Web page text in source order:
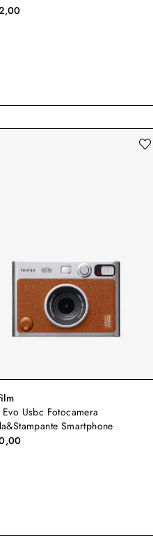
Usbc Fotocamera
Smartphone